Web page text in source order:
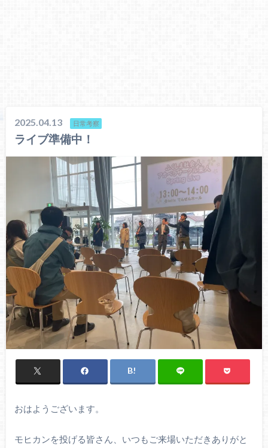
2025.04.13 日常考察
ライブ準備中！
おはようございます。
モヒカンを投げる皆さん、いつもご来場いただきありがと